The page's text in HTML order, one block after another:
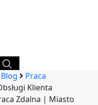
Blog
Praca
Klienta
Zdalna | Miasto